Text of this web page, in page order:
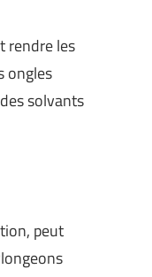
rendre les
ongles
solvants
peut